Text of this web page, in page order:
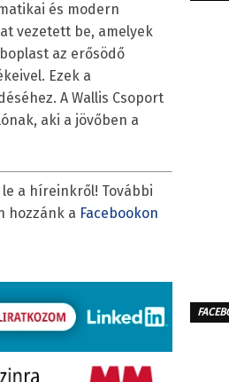
és modern
vezetett be, amelyek
az erősödő
Ezek a
A Wallis Csoport
aki a jövőben a
le a híreinkről! További
hozzánk a Facebookon